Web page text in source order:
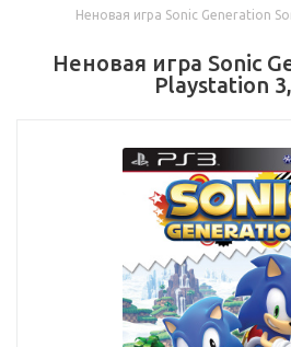
Неновая игра Sonic Generation
Неновая игра Sonic
Playstation